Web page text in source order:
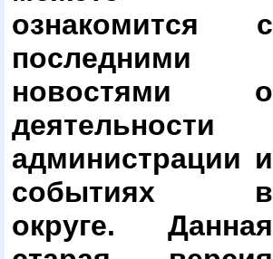
ознакомится с
последними
новостями о
деятельности
администрации и
событиях в
округе. Данная